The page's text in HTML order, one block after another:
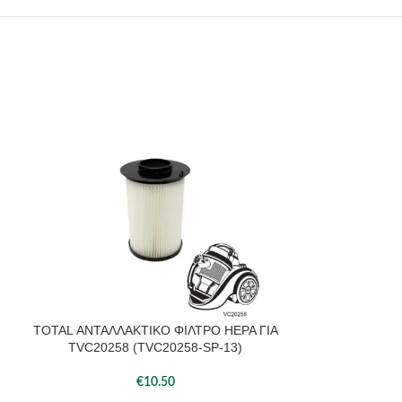
ΠΡΟΣΘΉΚΗ ΣΤΟ ΚΑΛΆΘΙ
TOTAL ΑΝΤΑΛΛΑΚΤΙΚΟ ΦΙΛΤΡΟ HEPA ΓΙΑ
TVC20258 (TVC20258-SP-13)
€10.50